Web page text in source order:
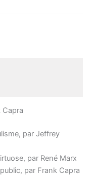
Capra
par Jeffrey
par René Marx
par Frank Capra